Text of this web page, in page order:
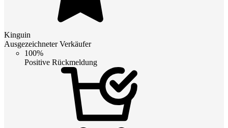
Kinguin
Ausgezeichneter Verkäufer
100%
Positive Rückmeldung